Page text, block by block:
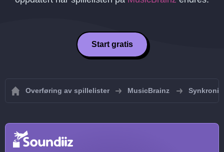
Start gratis
Overføring av spillelister MusicBrainz